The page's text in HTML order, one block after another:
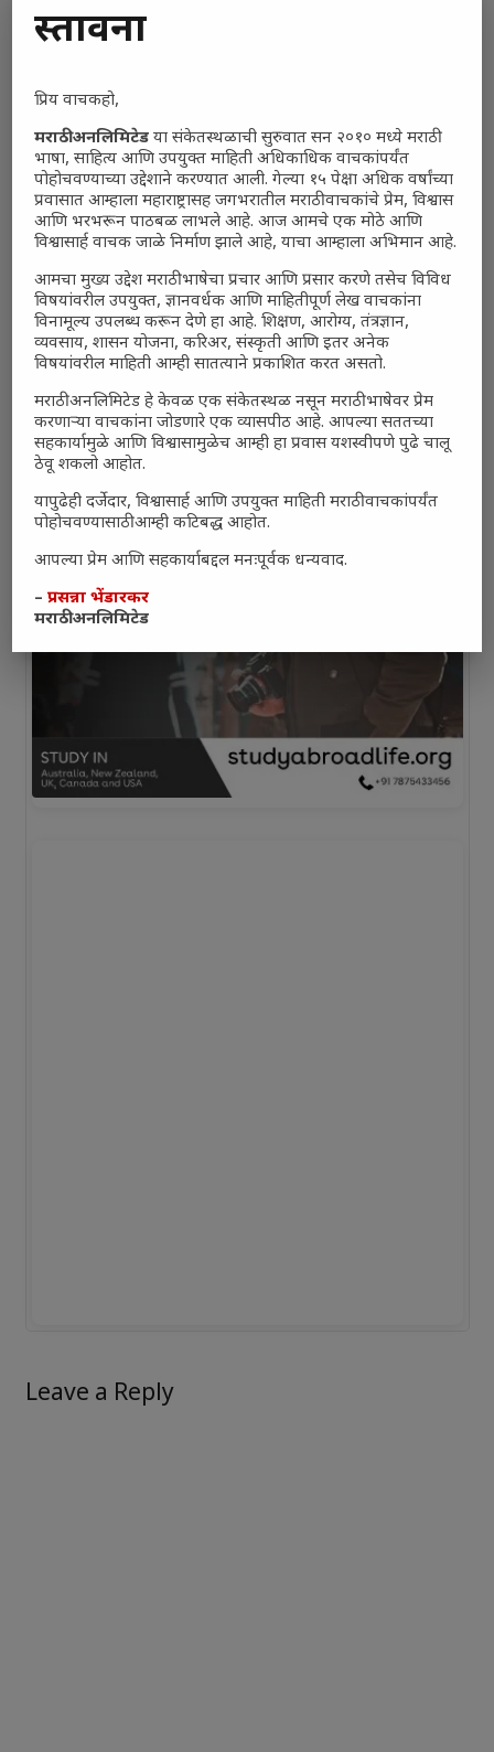
Leave a Reply
प्रस्तावना
प्रिय वाचकहो,
मराठी अनलिमिटेड या संकेतस्थळाची सुरुवात सन २०१० मध्ये मराठी
भाषा, साहित्य आणि उपयुक्त माहिती अधिकाधिक वाचकांपर्यंत
पोहोचवण्याच्या उद्देशाने करण्यात आली. गेल्या १५ पेक्षा अधिक वर्षांच्या
प्रवासात आम्हाला महाराष्ट्रासह जगभरातील मराठी वाचकांचे प्रेम, विश्वास
आणि भरभरून पाठबळ लाभले आहे. आज आमचे एक मोठे आणि
विश्वासार्ह वाचक जाळे निर्माण झाले आहे, याचा आम्हाला अभिमान आहे.
आमचा मुख्य उद्देश मराठी भाषेचा प्रचार आणि प्रसार करणे तसेच विविध
विषयांवरील उपयुक्त, ज्ञानवर्धक आणि माहितीपूर्ण लेख वाचकांना
विनामूल्य उपलब्ध करून देणे हा आहे. शिक्षण, आरोग्य, तंत्रज्ञान,
व्यवसाय, शासन योजना, करिअर, संस्कृती आणि इतर अनेक
विषयांवरील माहिती आम्ही सातत्याने प्रकाशित करत असतो.
मराठी अनलिमिटेड हे केवळ एक संकेतस्थळ नसून मराठी भाषेवर प्रेम
करणाऱ्या वाचकांना जोडणारे एक व्यासपीठ आहे. आपल्या सततच्या
सहकार्यामुळे आणि विश्वासामुळेच आम्ही हा प्रवास यशस्वीपणे पुढे चालू
ठेवू शकलो आहोत.
यापुढेही दर्जेदार, विश्वासार्ह आणि उपयुक्त माहिती मराठी वाचकांपर्यंत
पोहोचवण्यासाठी आम्ही कटिबद्ध आहोत.
आपल्या प्रेम आणि सहकार्याबद्दल मनःपूर्वक धन्यवाद.
–प्रसन्ना भेंडारकर
मराठी अनलिमिटेड